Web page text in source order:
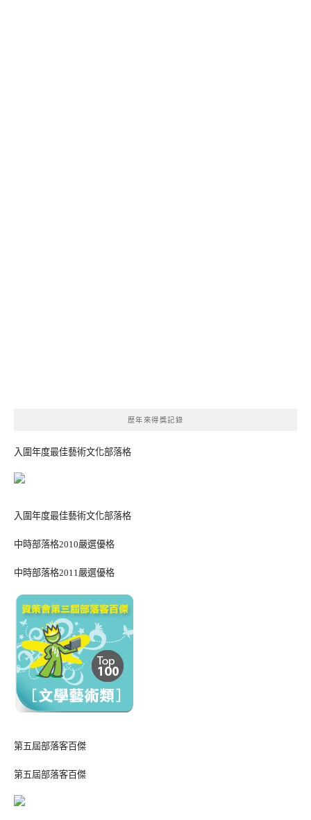
歷年來得獎記錄
入圍年度最佳藝術文化部落格
入圍年度最佳藝術文化部落格
中時部落格2010嚴選優格
中時部落格2011嚴選優格
第五屆部落客百傑
第五屆部落客百傑